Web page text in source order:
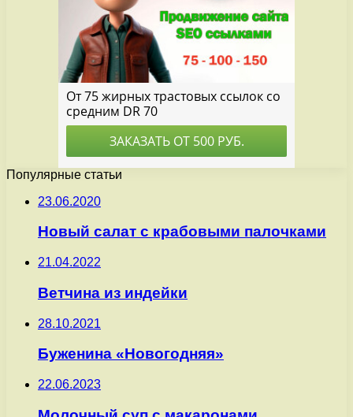
Популярные статьи
23.06.2020
Новый салат с крабовыми палочками
21.04.2022
Ветчина из индейки
28.10.2021
Буженина «Новогодняя»
22.06.2023